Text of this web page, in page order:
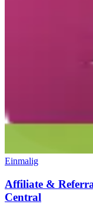
Einmalig
Affiliate &
Central